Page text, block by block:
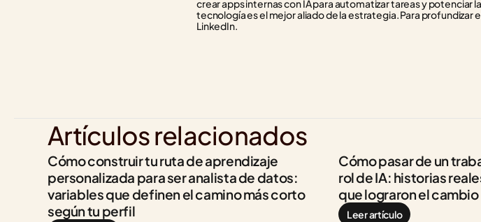
crear apps internas con IA para automatizar tareas y
tecnología es el mejor aliado de la estrategia. Para
LinkedIn.
Artículos relacionados
Cómo construir tu ruta de aprendizaje
personalizada para ser analista de datos:
variables que definen el camino más corto
según tu perfil
Cómo pasar de un
rol de IA: historias
que lograron el cambio
Leer artículo